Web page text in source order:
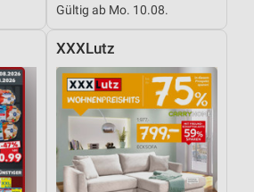
Gültig ab Mo. 10.08.
XXXLutz